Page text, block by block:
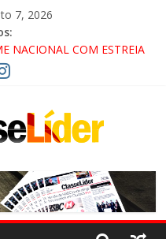
7, 2026
NACIONAL COM ESTREIA
BLOQUEADO NO FIM
QUELUZ NA RETA FINAL